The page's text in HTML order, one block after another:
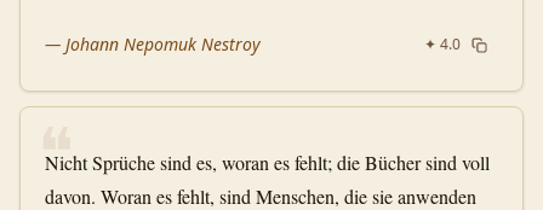
— Johann Nepomuk Nestroy ✦ 4.0
❝
Nicht Sprüche sind es, woran es fehlt; die Bücher sind voll
davon. Woran es fehlt, sind Menschen, die sie anwenden